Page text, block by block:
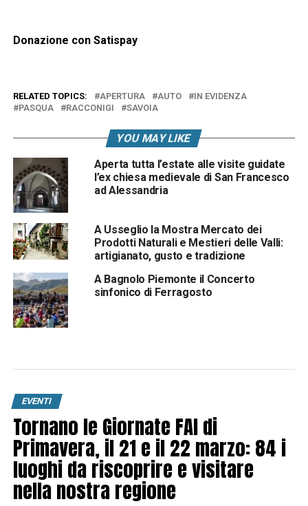
Donazione con Satispay
RELATED TOPICS: APERTURA AUTO
IN EVIDENZA
PASQUA
RACCONIGI SAVOIA
YOU MAY LIKE
Aperta tutta l’estate alle visite guidate
l’ex chiesa medievale di San Francesco
ad Alessandria
A Usseglio la Mostra Mercato dei
Prodotti Naturali e Mestieri delle Valli:
artigianato, gusto e tradizione
A Bagnolo Piemonte il Concerto
sinfonico di Ferragosto
EVENTI
Tornano le Giornate FAI di
Primavera, il 21 e il 22 marzo: 84 i
luoghi da riscoprire e visitare
nella nostra regione